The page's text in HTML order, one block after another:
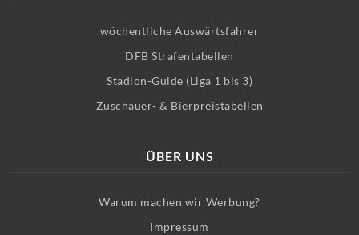
wöchentliche Auswärtsfahrer
DFB Strafentabellen
Stadion-Guide (Liga 1 bis 3)
Zuschauer- & Bierpreistabellen
ÜBER UNS
Warum machen wir Werbung?
Impressum